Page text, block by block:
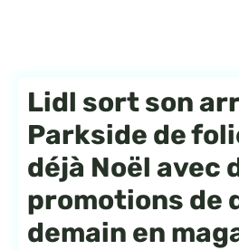
Lidl sort son
Parkside de
déjà Noël avec
promotions de
demain en